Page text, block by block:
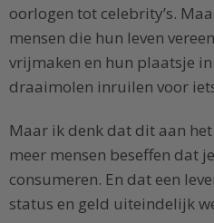
oorlogen tot celebrity’s.
mensen die hun leven
vrijmaken en hun plaatsje
draaimolen inruilen voor
Maar ik denk dat dit aan
meer mensen beseffen dat
consumeren. En dat een
status en geld uiteindelijk